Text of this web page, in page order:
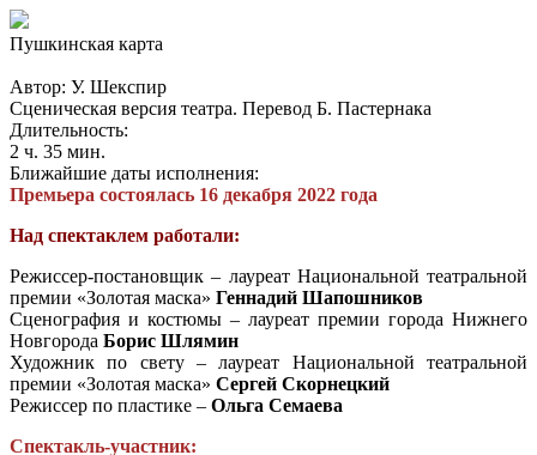
Пушкинская карта
Автор: У. Шекспир
Сценическая версия театра. Перевод Б. Пастернака
Длительность:
2 ч. 35 мин.
Ближайшие даты исполнения:
Премьера состоялась 16 декабря 2022 года
Над спектаклем работали:
Режиссер-постановщик – лауреат Национальной театральной
премии «Золотая маска» Геннадий Шапошников
Сценография и костюмы – лауреат премии города Нижнего
Новгорода Борис Шлямин
Художник по свету – лауреат Национальной театральной
премии «Золотая маска» Сергей Скорнецкий
Режиссер по пластике – Ольга Семаева
Спектакль-участник: